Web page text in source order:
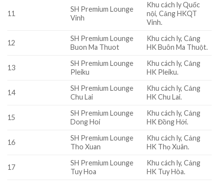
11
SH Premium Lounge
Vinh
Khu cách ly Quốc
nội, Cảng HKQT
Vinh.
12
SH Premium Lounge
Buon Ma Thuot
Khu cách ly, Cảng
HK Buôn Ma Thuột.
13
SH Premium Lounge
Pleiku
Khu cách ly, Cảng
HK Pleiku.
14
SH Premium Lounge
Chu Lai
Khu cách ly, Cảng
HK Chu Lai.
15
SH Premium Lounge
Dong Hoi
Khu cách ly, Cảng
HK Đồng Hới.
16
SH Premium Lounge
Tho Xuan
Khu cách ly, Cảng
HK Thọ Xuân.
17
SH Premium Lounge
Tuy Hoa
Khu cách ly, Cảng
HK Tuy Hòa.